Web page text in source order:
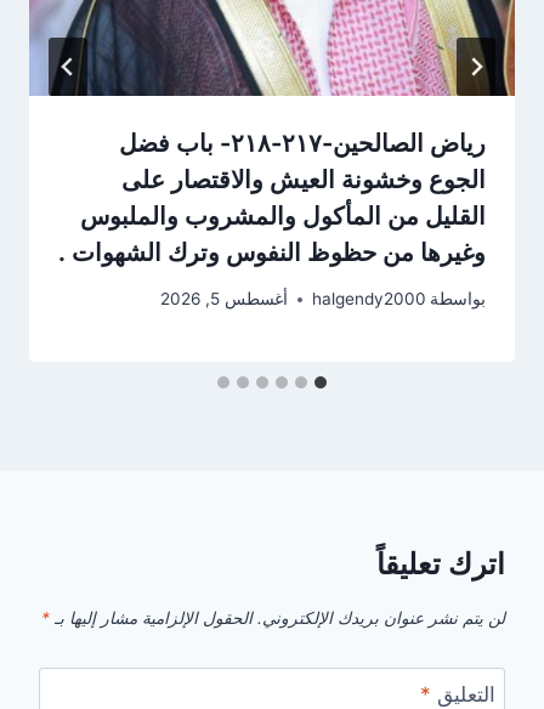
رياض الصالحين-٢١٧-٢١٨- باب فضل
الجوع وخشونة العيش والاقتصار على
القليل من المأكول والمشروب والملبوس
وغيرها من حظوظ النفوس وترك الشهوات .
بواسطة halgendy2000 أغسطس 5, 2026
اترك تعليقاً
لن يتم نشر عنوان بريدك الإلكتروني. الحقول الإلزامية مشار إليها بـ *
التعليق *